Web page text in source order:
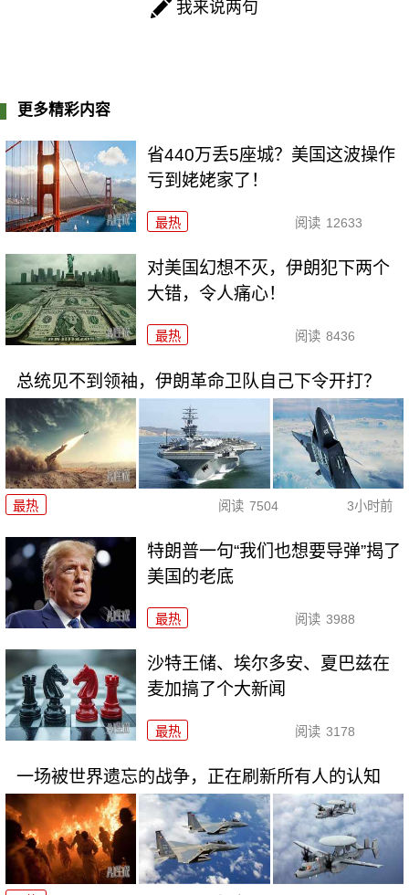
我来说两句
更多精彩内容
省440万丢5座城？美国这波操作
亏到姥姥家了！
最热 阅读 12633
对美国幻想不灭，伊朗犯下两个
大错，令人痛心！
最热 阅读 8436
总统见不到领袖，伊朗革命卫队自己下令开打？
最热 阅读 7504 3小时前
特朗普一句“我们也想要导弹”揭了
美国的老底
最热 阅读 3988
沙特王储、埃尔多安、夏巴兹在
麦加搞了个大新闻
最热 阅读 3178
一场被世界遗忘的战争，正在刷新所有人的认知